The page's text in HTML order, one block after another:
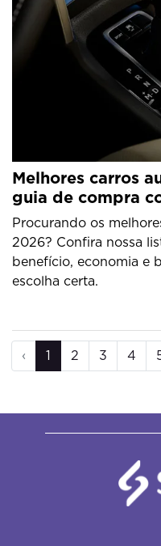
Melhores carros
guia de compra
Procurando os
2026? Confira nossa
benefício, economia e
escolha certa.
‹ 1 2 3 4